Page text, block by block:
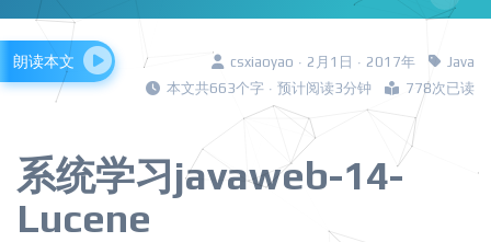
csxiaoyao · 2月1日 · 2017年
Java
本文共663个字 · 预计阅读3分钟
778次已读
朗读本文
系统学习javaweb-14-
Lucene